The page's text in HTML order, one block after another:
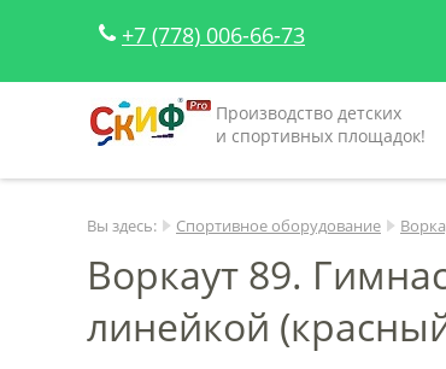
+7 (778) 006-66-73
Производство детских
и спортивных площадок!
Вы здесь: Спортивное оборудование
Воркаут 89.
линейкой